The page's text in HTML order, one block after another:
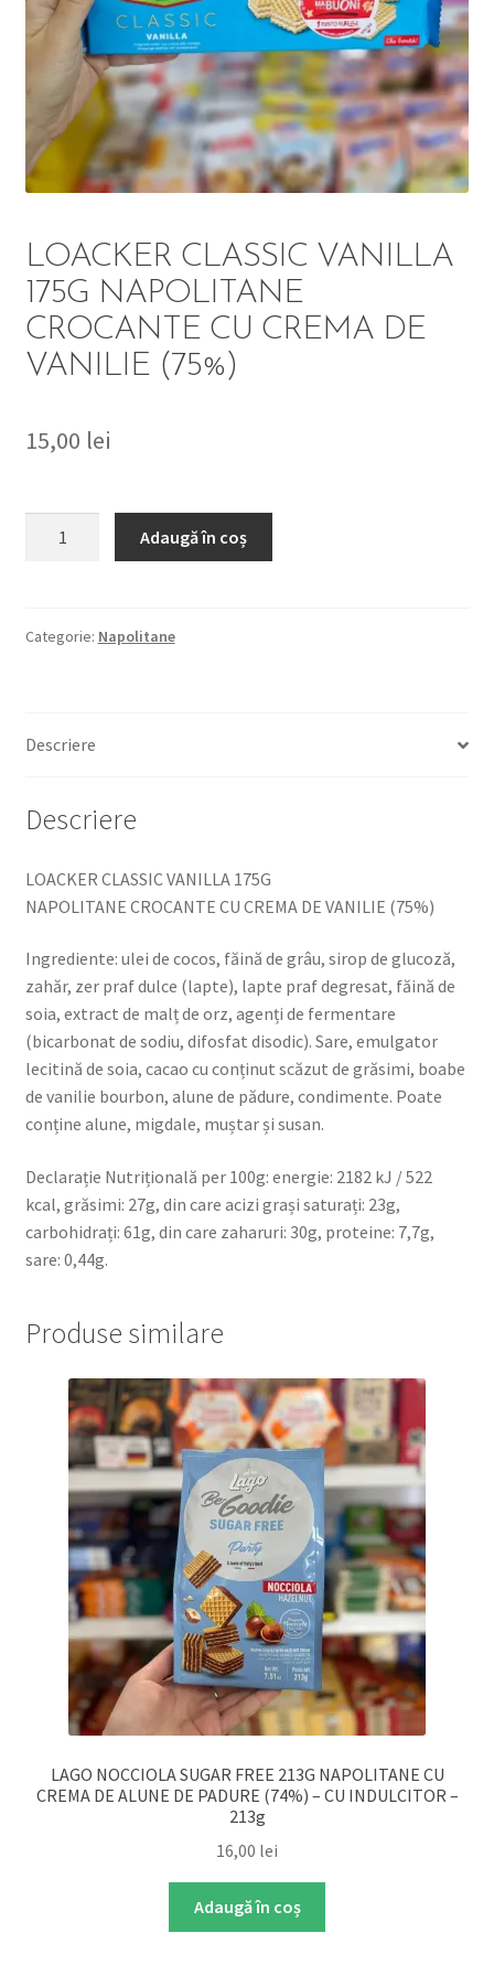
DETERGENT
SOLUȚII CURĂȚENIE
ÎNGRIJIRE
PERSONALĂ
TROLERE
ARTICOLE VOIAJ
LOACKER CLASSIC VANILLA
175G NAPOLITANE
CROCANTE CU CREMA DE
VANILIE (75%)
15,00 lei
175G
CREMA
(75%)
Adaugă în coș
Categorie: Napolitane
Descriere
Descriere
LOACKER CLASSIC VANILLA 175G
NAPOLITANE CROCANTE CU CREMA DE VANILIE (75%)
Ingrediente: ulei de cocos, făină de grâu, sirop de glucoză,
zahăr, zer praf dulce (lapte), lapte praf degresat, făină de
soia, extract de malț de orz, agenți de fermentare
(bicarbonat de sodiu, difosfat disodic). Sare, emulgator
lecitină de soia, cacao cu conținut scăzut de grăsimi, boabe
de vanilie bourbon, alune de pădure, condimente. Poate
conține alune, migdale, muștar și susan.
Declarație Nutrițională per 100g: energie: 2182 kJ / 522
kcal, grăsimi: 27g, din care acizi grași saturați: 23g,
carbohidrați: 61g, din care zaharuri: 30g, proteine: 7,7g,
sare: 0,44g.
Produse similare
LAGO NOCCIOLA SUGAR FREE 213G NAPOLITANE CU
CREMA DE ALUNE DE PADURE (74%) – CU INDULCITOR –
213g
16,00 lei
Adaugă în coș